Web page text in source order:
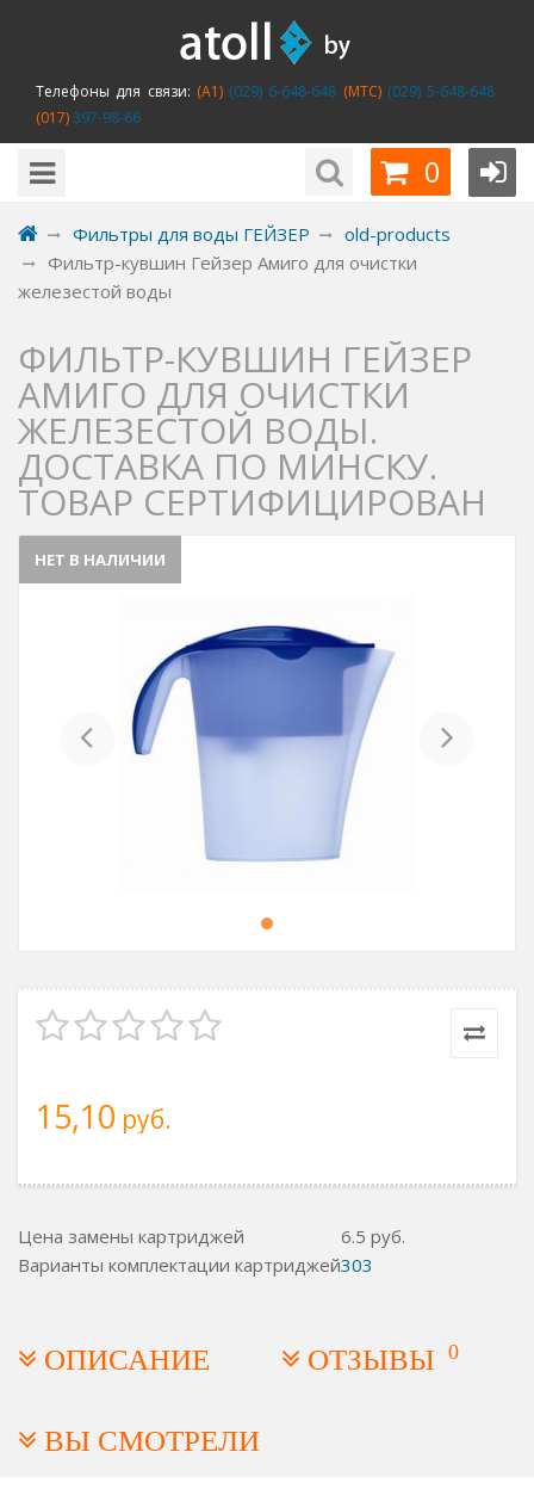
Телефоны для связи: (A1)(029) 6-648-648 (MTC)(029) 5-648-648
(017)397-98-66
0
Фильтры для воды ГЕЙЗЕР
old-products
Фильтр-кувшин Гейзер Амиго для очистки
железестой воды
ФИЛЬТР-КУВШИН ГЕЙЗЕР
АМИГО ДЛЯ ОЧИСТКИ
ЖЕЛЕЗЕСТОЙ ВОДЫ.
ДОСТАВКА ПО МИНСКУ.
ТОВАР СЕРТИФИЦИРОВАН
НЕТ В НАЛИЧИИ
Previous
15,10 руб.
Цена замены картриджей 6.5 руб.
Варианты комплектации картриджей303
ОПИСАНИЕ ОТЗЫВЫ 0
ВЫ СМОТРЕЛИ